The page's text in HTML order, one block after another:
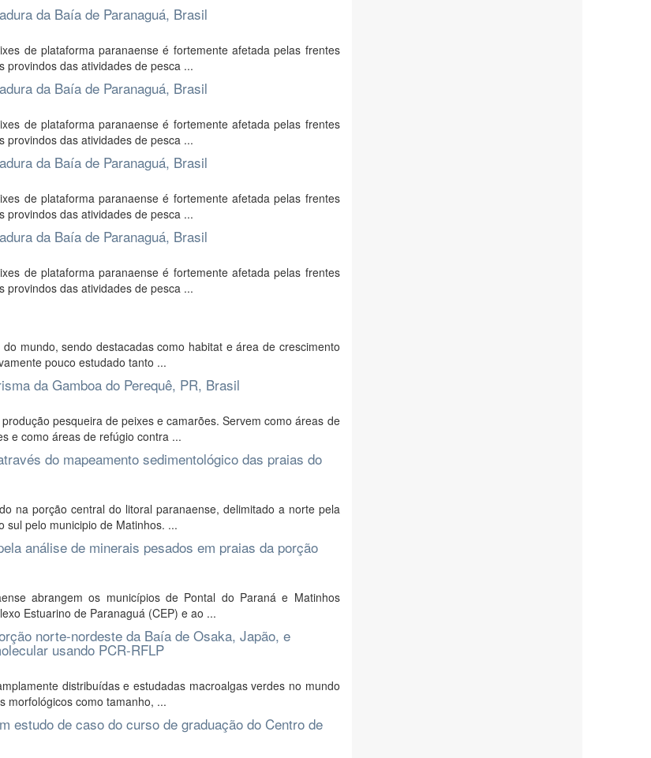
da Baía de Paranaguá, Brasil
de plataforma paranaense é fortemente afetada pelas frentes
das atividades de pesca ...
da Baía de Paranaguá, Brasil
de plataforma paranaense é fortemente afetada pelas frentes
das atividades de pesca ...
da Baía de Paranaguá, Brasil
de plataforma paranaense é fortemente afetada pelas frentes
das atividades de pesca ...
da Baía de Paranaguá, Brasil
de plataforma paranaense é fortemente afetada pelas frentes
das atividades de pesca ...
mundo, sendo destacadas como habitat e área de crescimento
pouco estudado tanto ...
da Gamboa do Perequê, PR, Brasil
pesqueira de peixes e camarões. Servem como áreas de
e como áreas de refúgio contra ...
do mapeamento sedimentológico das praias do
na porção central do litoral paranaense, delimitado a norte pela
sul pelo municipio de Matinhos. ...
análise de minerais pesados em praias da porção
abrangem os municípios de Pontal do Paraná e Matinhos
Estuarino de Paranaguá (CEP) e ao ...
norte-nordeste da Baía de Osaka, Japão, e
usando PCR-RFLP
distribuídas e estudadas macroalgas verdes no mundo
morfológicos como tamanho, ...
estudo de caso do curso de graduação do Centro de